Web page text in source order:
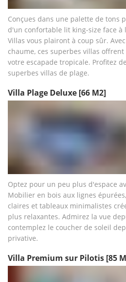
Conçues dans une palette de tons
d'un confortable lit king-size face à
Villas vous plairont à coup sûr.
chaume, ces superbes villas
votre escapade tropicale. Profitez
superbes villas de plage.
Villa Plage Deluxe [66 M2]
Optez pour un peu plus d'espace
Mobilier en bois aux lignes
claires et tableaux minimalistes
plus relaxantes. Admirez la vue
contemplez le coucher de soleil
privative.
Villa Premium sur Pilotis [85